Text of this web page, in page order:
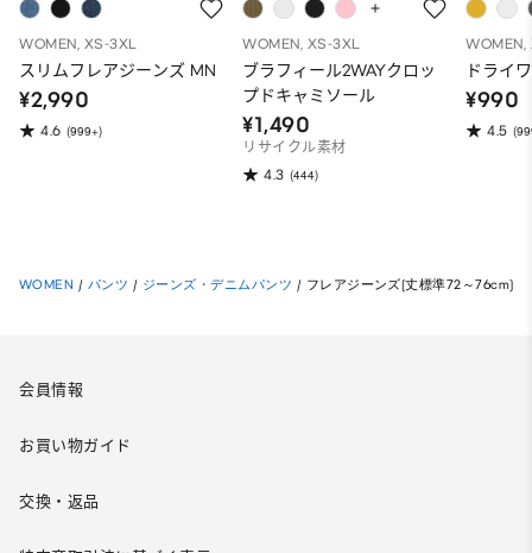
WOMEN, XS-3XL
スリムフレアジーンズ MN
¥2,990
4.6 (999+)
WOMEN, XS-3XL
ブラフィール2WAYクロッ
プドキャミソール
¥1,490
リサイクル素材
4.3 (444)
WOMEN,
ドライ
¥990
4.5
WOMEN / パンツ / ジーンズ・デニムパンツ / フレアジーンズ(丈標準72～76cm)
会員情報
お買い物ガイド
交換・返品